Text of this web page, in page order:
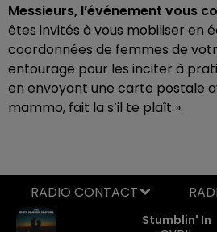
Messieurs, l’événement vous
êtes invités à vous mobiliser en
coordonnées de femmes de
entourage pour les inciter à
en envoyant une carte postale
mammo, fait la s’il te plaît ».
Stumblin' In